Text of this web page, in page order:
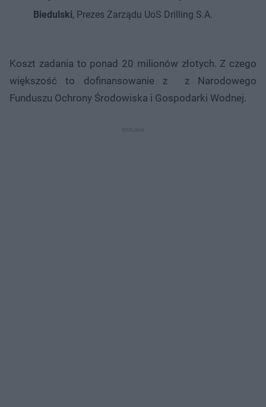
Biedulski, Prezes Zarządu UoS Drilling S.A.
Koszt zadania to ponad 20 milionów złotych. Z czego
większość to dofinansowanie z z Narodowego
Funduszu Ochrony Środowiska i Gospodarki Wodnej.